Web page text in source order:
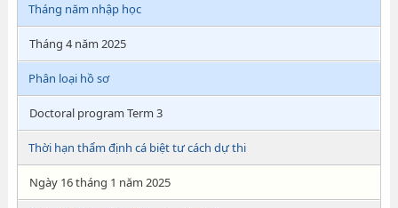
Tháng năm nhập học
Tháng 4 năm 2025
Phân loại hồ sơ
Doctoral program Term 3
Thời hạn thẩm định cá biệt tư cách dự thi
Ngày 16 tháng 1 năm 2025